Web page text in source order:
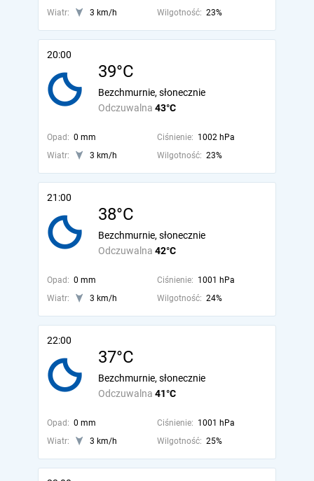
Wiatr:
3 km/h Wilgotność: 23%
20:00
39°C
Odczuwalna 43°C
Bezchmurnie, słonecznie
Opad: 0 mm Ciśnienie: 1002 hPa
Wiatr:
3 km/h Wilgotność: 23%
21:00
38°C
Odczuwalna 42°C
Bezchmurnie, słonecznie
Opad: 0 mm Ciśnienie: 1001 hPa
Wiatr:
3 km/h Wilgotność: 24%
22:00
37°C
Odczuwalna 41°C
Bezchmurnie, słonecznie
Opad: 0 mm Ciśnienie: 1001 hPa
Wiatr:
3 km/h Wilgotność: 25%